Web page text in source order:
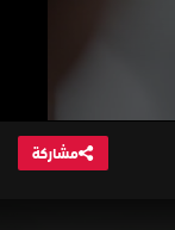
مشاركة